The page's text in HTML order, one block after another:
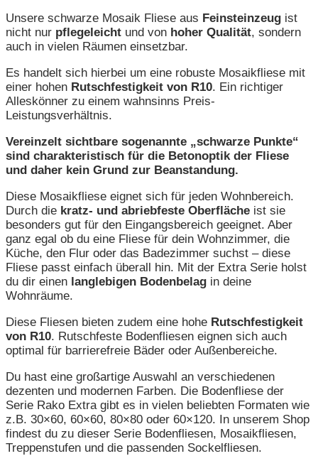
Unsere schwarze Mosaik Fliese aus Feinsteinzeug ist
nicht nur pflegeleicht und von hoher Qualität, sondern
auch in vielen Räumen einsetzbar.
Es handelt sich hierbei um eine robuste Mosaikfliese mit
einer hohen Rutschfestigkeit von R10. Ein richtiger
Alleskönner zu einem wahnsinns Preis-
Leistungsverhältnis.
Vereinzelt sichtbare sogenannte „schwarze Punkte“
sind charakteristisch für die Betonoptik der Fliese
und daher kein Grund zur Beanstandung.
Diese Mosaikfliese eignet sich für jeden Wohnbereich.
Durch die kratz- und abriebfeste Oberfläche ist sie
besonders gut für den Eingangsbereich geeignet. Aber
ganz egal ob du eine Fliese für dein Wohnzimmer, die
Küche, den Flur oder das Badezimmer suchst – diese
Fliese passt einfach überall hin. Mit der Extra Serie holst
du dir einen langlebigen Bodenbelag in deine
Wohnräume.
Diese Fliesen bieten zudem eine hohe Rutschfestigkeit
von R10. Rutschfeste Bodenfliesen eignen sich auch
optimal für barrierefreie Bäder oder Außenbereiche.
Du hast eine großartige Auswahl an verschiedenen
dezenten und modernen Farben. Die Bodenfliese der
Serie Rako Extra gibt es in vielen beliebten Formaten wie
z.B. 30×60, 60×60, 80×80 oder 60×120. In unserem Shop
findest du zu dieser Serie Bodenfliesen, Mosaikfliesen,
Treppenstufen und die passenden Sockelfliesen.